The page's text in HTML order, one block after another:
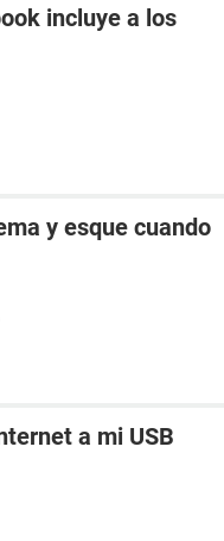
incluye a los
y esque cuando
a mi USB